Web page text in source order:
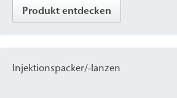
dieser Harze und wird besonders bei
Temperaturen empfohlen.
Produkt entdecken
Injektionspacker/-lanzen